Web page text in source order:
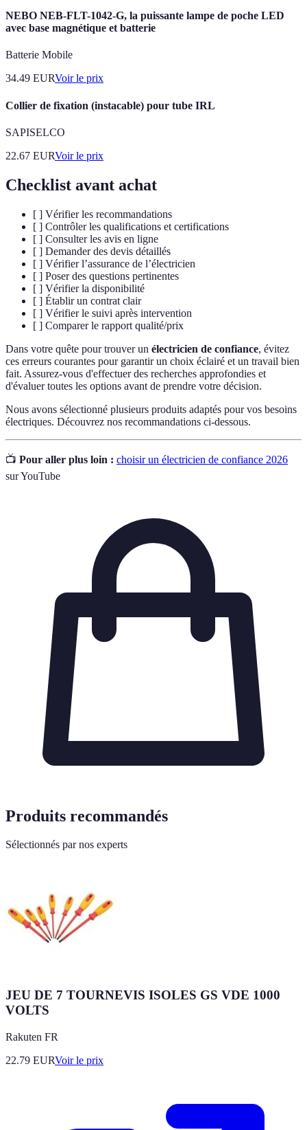
NEBO NEB-FLT-1042-G, la puissante lampe de poche LED
avec base magnétique et batterie
Batterie Mobile
34.49 EURVoir le prix
Collier de fixation (instacable) pour tube IRL
SAPISELCO
22.67 EURVoir le prix
Checklist avant achat
[ ] Vérifier les recommandations
[ ] Contrôler les qualifications et certifications
[ ] Consulter les avis en ligne
[ ] Demander des devis détaillés
[ ] Vérifier l’assurance de l’électricien
[ ] Poser des questions pertinentes
[ ] Vérifier la disponibilité
[ ] Établir un contrat clair
[ ] Vérifier le suivi après intervention
[ ] Comparer le rapport qualité/prix
Dans votre quête pour trouver un électricien de confiance, évitez
ces erreurs courantes pour garantir un choix éclairé et un travail bien
fait. Assurez-vous d'effectuer des recherches approfondies et
d'évaluer toutes les options avant de prendre votre décision.
Nous avons sélectionné plusieurs produits adaptés pour vos besoins
électriques. Découvrez nos recommandations ci-dessous.
📺 Pour aller plus loin : choisir un électricien de confiance 2026
sur YouTube
Produits recommandés
Sélectionnés par nos experts
JEU DE 7 TOURNEVIS ISOLES GS VDE 1000
VOLTS
Rakuten FR
22.79 EURVoir le prix